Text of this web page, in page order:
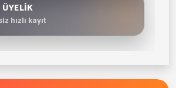
hızlı kayıt